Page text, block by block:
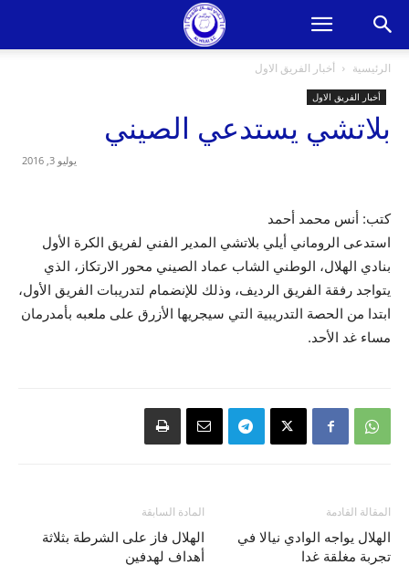
الرئيسية أخبار الفريق الاول
أخبار الفريق الاول
بلاتشي يستدعي الصيني
يوليو 3, 2016
كتب: أنس محمد أحمد
استدعى الروماني أيلي بلاتشي المدير الفني لفريق الكرة الأول
بنادي الهلال، الوطني الشاب عماد الصيني محور الارتكاز، الذي
يتواجد رفقة الفريق الرديف، وذلك للإنضمام لتدريبات الفريق الأول،
ابتدا من الحصة التدريبية التي سيجريها الأزرق على ملعبه بأمدرمان
مساء غد الأحد.
المادة السابقة
الهلال فاز على الشرطة بثلاثة
أهداف لهدفين
المقالة القادمة
الهلال يواجه الوادي نيالا في
تجربة مغلقة غدا